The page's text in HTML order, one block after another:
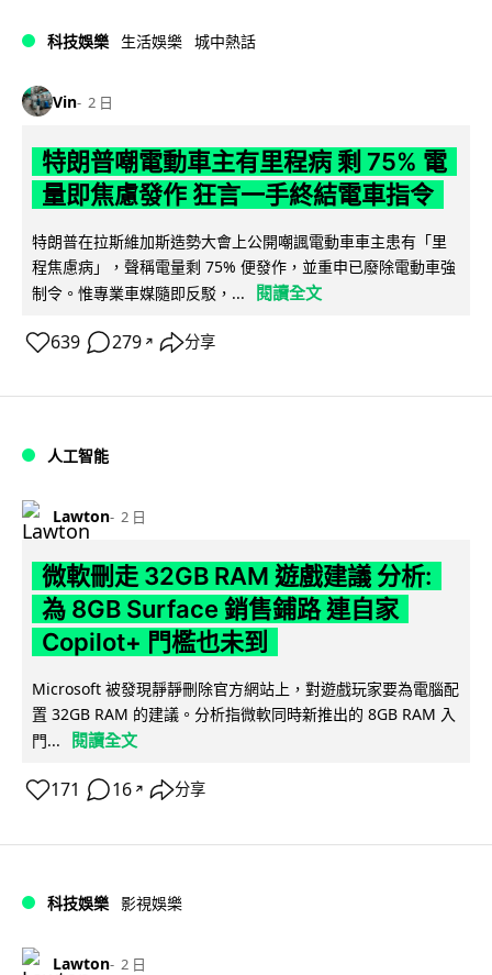
科技娛樂 生活娛樂 城中熱話
Vin 2 日
特朗普嘲電動車主有里程病 剩 75% 電
量即焦慮發作 狂言一手終結電車指令
特朗普在拉斯維加斯造勢大會上公開嘲諷電動車車主患有「里
程焦慮病」，聲稱電量剩 75% 便發作，並重申已廢除電動車強
制令。惟專業車媒隨即反駁，...
閱讀全文
639 279 ↗ 分享
人工智能
Lawton 2 日
微軟刪走 32GB RAM 遊戲建議 分析:
為 8GB Surface 銷售鋪路 連自家
Copilot+ 門檻也未到
Microsoft 被發現靜靜刪除官方網站上，對遊戲玩家要為電腦配
置 32GB RAM 的建議。分析指微軟同時新推出的 8GB RAM 入
門...
閱讀全文
171 16 ↗ 分享
科技娛樂 影視娛樂
Lawton 2 日